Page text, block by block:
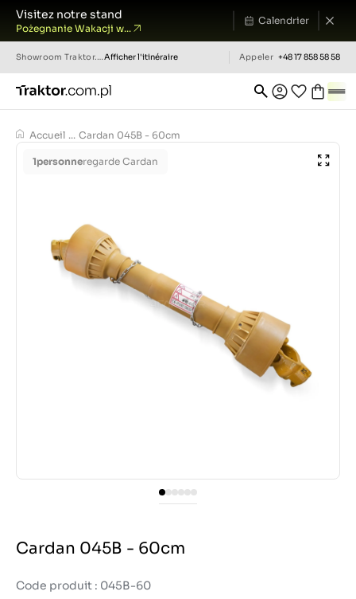
Visitez notre stand
Pożegnanie Wakacji w...
Calendrier
Showroom Traktor.com.pl Afficher l'itinéraire Appeler +48 17 858 58 58
Accueil ... Cardan 045B - 60cm
1personneregarde Cardan
Cardan 045B - 60cm
Code produit : 045B-60